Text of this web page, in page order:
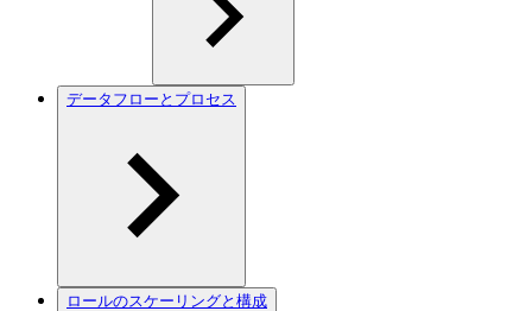
データフローとプロセス
ロールのスケーリングと構成